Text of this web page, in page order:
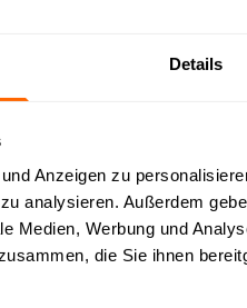
Details
Anzeigen zu
analysieren. Außerdem
Medien, Werbung und
die Sie ihnen